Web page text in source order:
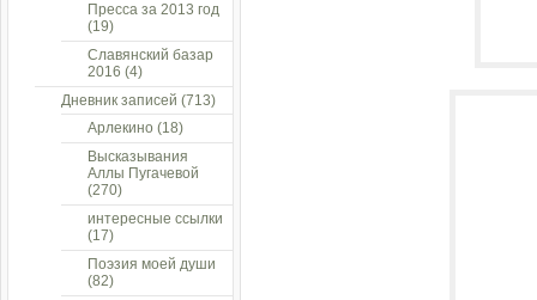
Пресса за 2013 год
(19)
Славянский базар
2016 (4)
Дневник записей (713)
Арлекино (18)
Высказывания
Аллы Пугачевой
(270)
интересные ссылки
(17)
Поэзия моей души
(82)